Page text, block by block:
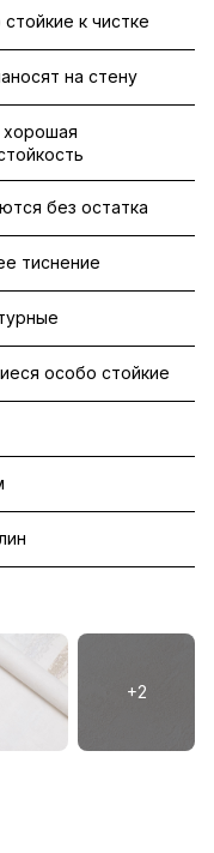
к чистке
на стену
без остатка
тиснение
особо стойкие